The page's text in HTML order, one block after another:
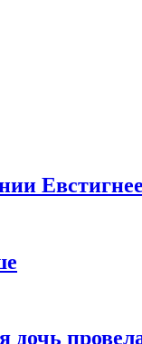
дочь